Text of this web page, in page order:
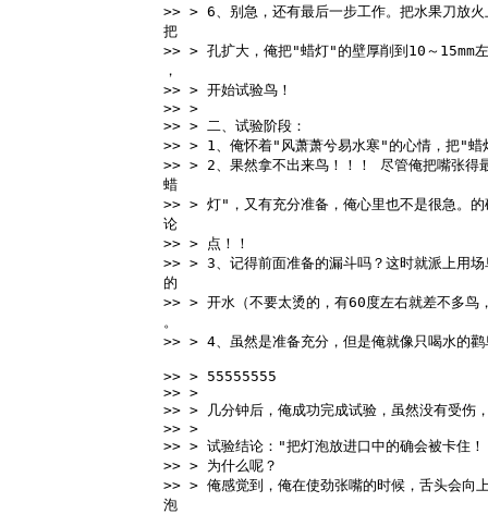
>> > 6、别急，还有最后一步工作。把水果刀放
把
>> > 孔扩大，俺把"蜡灯"的壁厚削到10～15mm
，
>> > 开始试验鸟！
>> >
>> > 二、试验阶段：
>> > 1、俺怀着"风萧萧兮易水寒"的心情，把"
>> > 2、果然拿不出来鸟！！！ 尽管俺把嘴张得
蜡
>> > 灯"，又有充分准备，俺心里也不是很急。
论
>> > 点！！
>> > 3、记得前面准备的漏斗吗？这时就派上用
的
>> > 开水（不要太烫的，有60度左右就差不多鸟
。
>> > 4、虽然是准备充分，但是俺就像只喝水的鹳
>> > 55555555
>> >
>> > 几分钟后，俺成功完成试验，虽然没有受伤
>> >
>> > 试验结论："把灯泡放进口中的确会被卡住
>> > 为什么呢？
>> > 俺感觉到，俺在使劲张嘴的时候，舌头会向
泡